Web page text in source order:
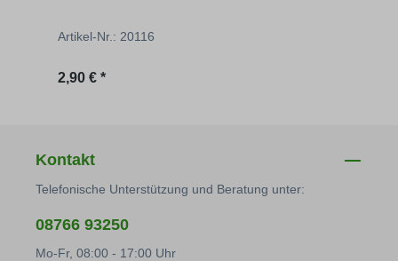
Artikel-Nr.: 20116
Regulärer Preis:
2,90 € *
Kontakt
Telefonische Unterstützung und Beratung unter:
08766 93250
Mo-Fr, 08:00 - 17:00 Uhr